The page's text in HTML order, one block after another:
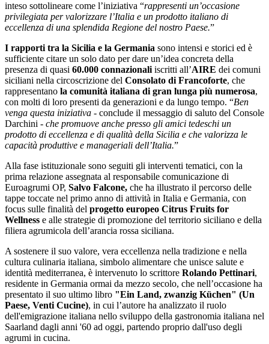
inteso sottolineare come l’iniziativa “rappresenti un’occasione
privilegiata per valorizzare l’Italia e un prodotto italiano di
eccellenza di una splendida Regione del nostro Paese.”
I rapporti tra la Sicilia e la Germania sono intensi e storici ed è
sufficiente citare un solo dato per dare un’idea concreta della
presenza di quasi 60.000 connazionali iscritti all’AIRE dei comuni
siciliani nella circoscrizione del Consolato di Francoforte, che
rappresentano la comunità italiana di gran lunga più numerosa,
con molti di loro presenti da generazioni e da lungo tempo. “Ben
venga questa iniziativa - conclude il messaggio di saluto del Console
Darchini - che promuove anche presso gli amici tedeschi un
prodotto di eccellenza e di qualità della Sicilia e che valorizza le
capacità produttive e manageriali dell’Italia.”
Alla fase istituzionale sono seguiti gli interventi tematici, con la
prima relazione assegnata al responsabile comunicazione di
Euroagrumi OP, Salvo Falcone, che ha illustrato il percorso delle
tappe toccate nel primo anno di attività in Italia e Germania, con
focus sulle finalità del progetto europeo Citrus Fruits for
Wellness e alle strategie di promozione del territorio siciliano e della
filiera agrumicola dell’arancia rossa siciliana.
A sostenere il suo valore, vera eccellenza nella tradizione e nella
cultura culinaria italiana, simbolo alimentare che unisce salute e
identità mediterranea, è intervenuto lo scrittore Rolando Pettinari,
residente in Germania ormai da mezzo secolo, che nell’occasione ha
presentato il suo ultimo libro "Ein Land, zwanzig Küchen" (Un
Paese, Venti Cucine), in cui l’autore ha analizzato il ruolo
dell'emigrazione italiana nello sviluppo della gastronomia italiana nel
Saarland dagli anni '60 ad oggi, partendo proprio dall'uso degli
agrumi in cucina.